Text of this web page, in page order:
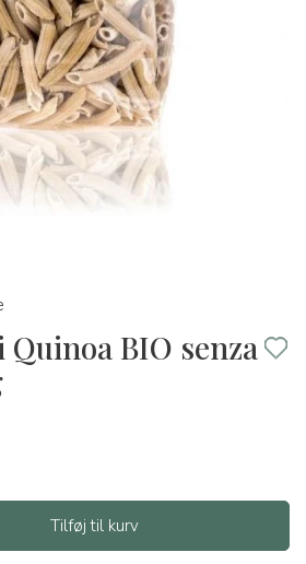
Quinoa BIO senza
Tilføj til kurv